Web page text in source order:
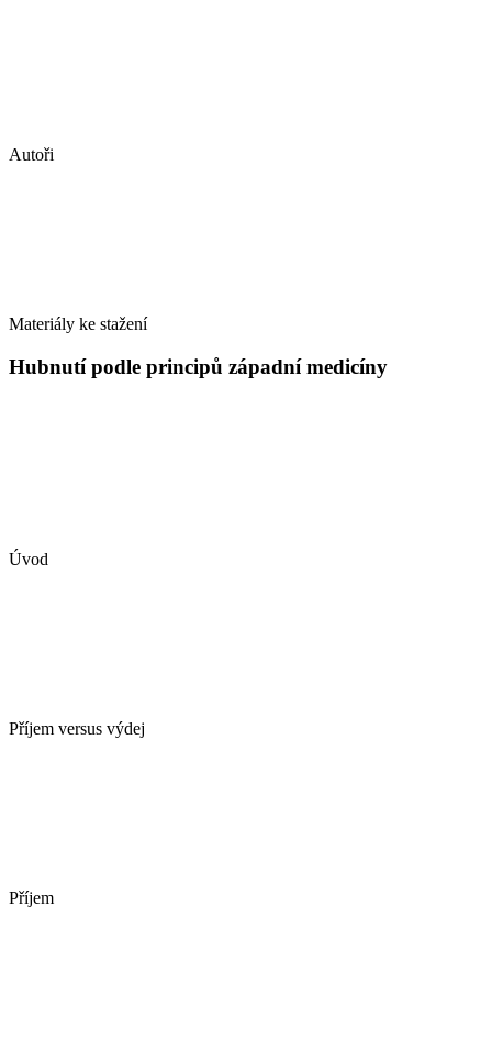
Autoři
Materiály ke stažení
Hubnutí podle principů západní medicíny
Úvod
Příjem versus výdej
Příjem